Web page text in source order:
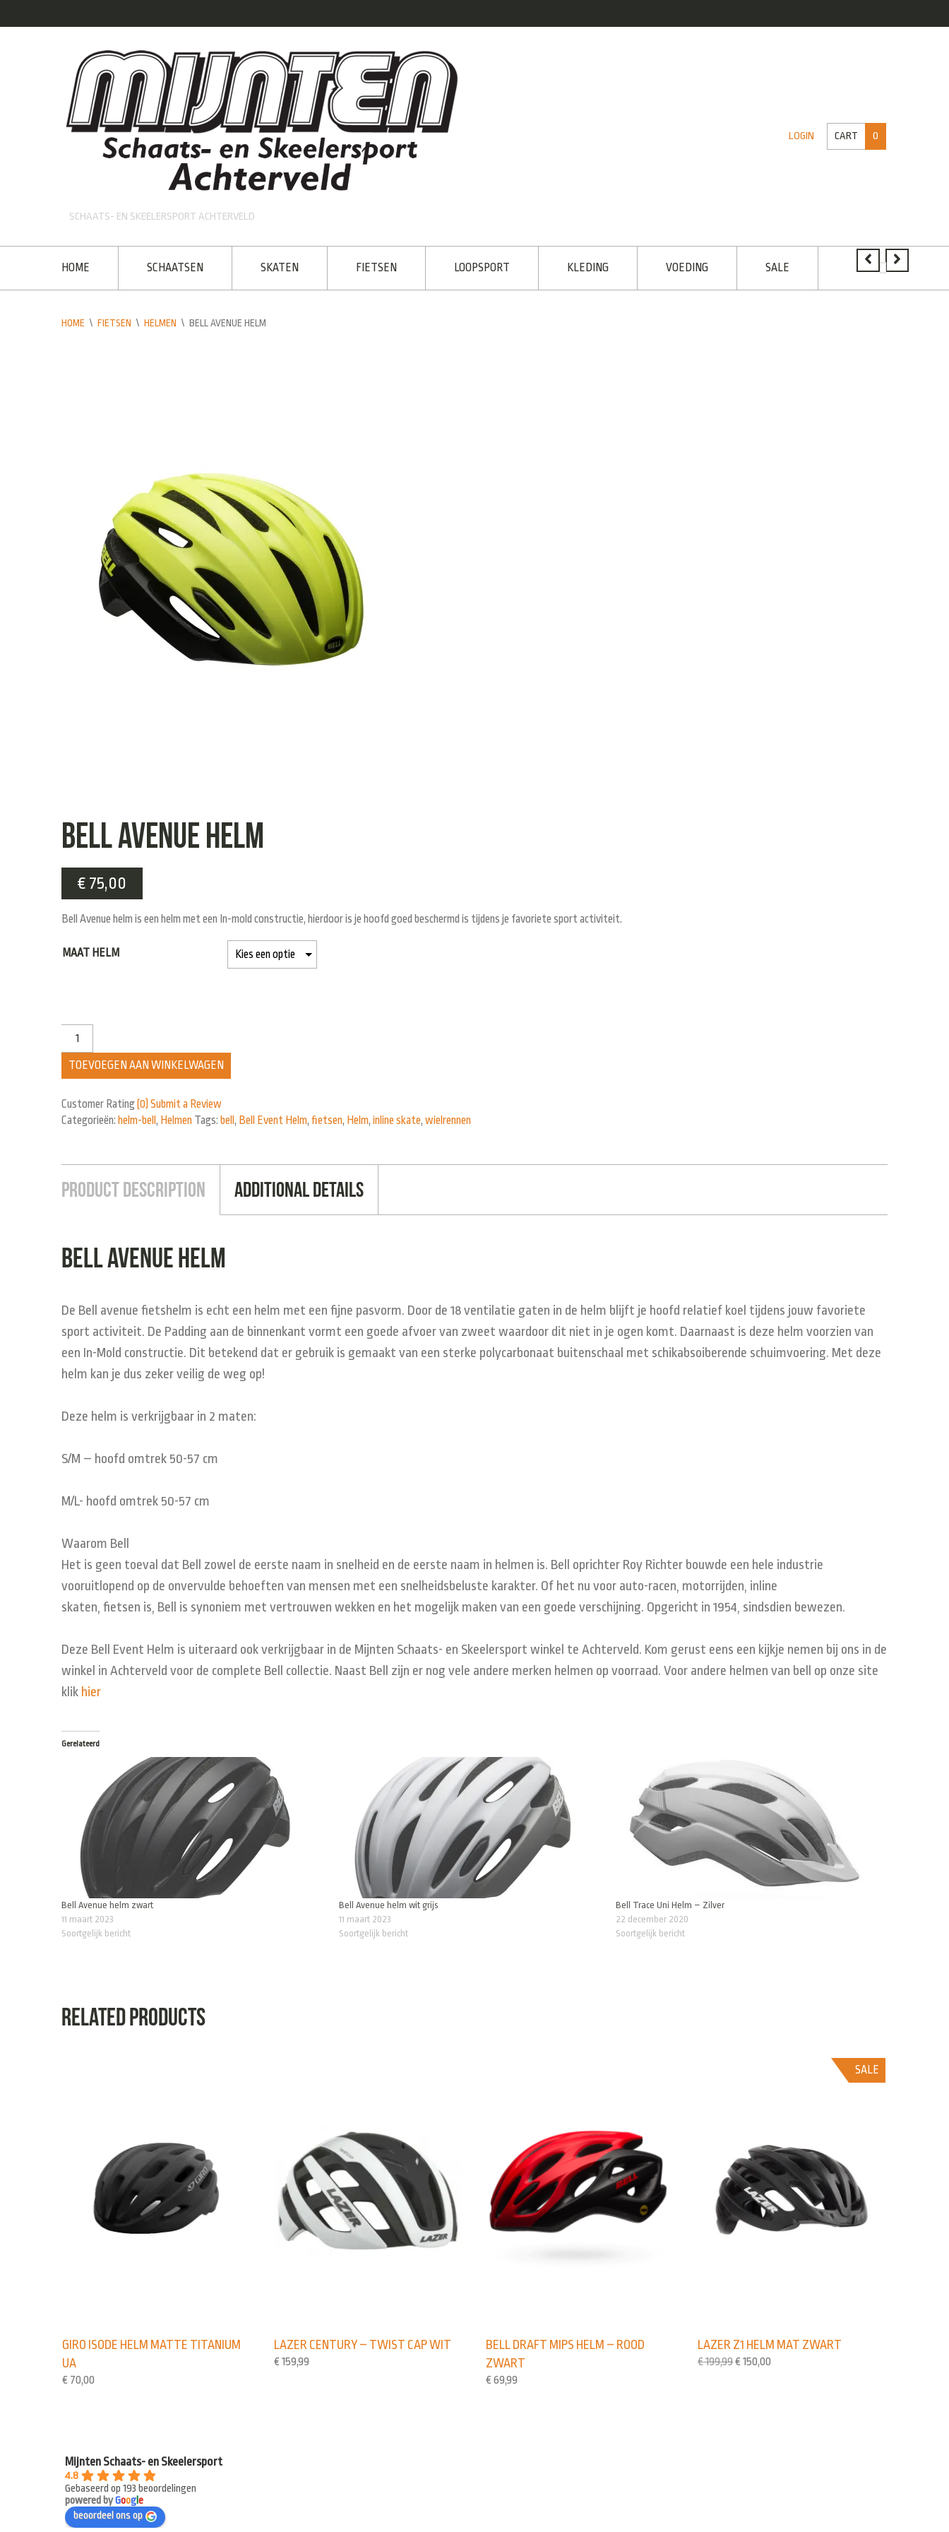
SCHAATS- EN SKEELERSPORT ACHTERVELD
LOGIN CART 0
HOME SCHAATSEN SKATEN FIETSEN LOOPSPORT KLEDING VOEDING SALE
HOME \ FIETSEN \ HELMEN \ BELL AVENUE HELM
Bell Avenue helm
€ 75,00
Bell Avenue helm is een helm met een In-mold constructie, hierdoor is je hoofd goed beschermd is tijdens je favoriete sport activiteit.
MAAT HELM
TOEVOEGEN AAN WINKELWAGEN
Customer Rating (0) Submit a Review
Categorieën: helm-bell , Helmen Tags: bell , Bell Event Helm, fietsen, Helm, inline skate, wielrennen
Product Description Additional Details
Bell Avenue helm
De Bell avenue fietshelm is echt een helm met een fijne pasvorm. Door de 18 ventilatie gaten in de helm blijft je hoofd relatief koel tijdens jouw favoriete
sport activiteit. De Padding aan de binnenkant vormt een goede afvoer van zweet waardoor dit niet in je ogen komt. Daarnaast is deze helm voorzien van
een In-Mold constructie. Dit betekend dat er gebruik is gemaakt van een sterke polycarbonaat buitenschaal met schikabsoiberende schuimvoering. Met deze
helm kan je dus zeker veilig de weg op!
Deze helm is verkrijgbaar in 2 maten:
S/M – hoofd omtrek 50-57 cm
M/L- hoofd omtrek 50-57 cm
Waarom Bell
Het is geen toeval dat Bell zowel de eerste naam in snelheid en de eerste naam in helmen is. Bell oprichter Roy Richter bouwde een hele industrie
vooruitlopend op de onvervulde behoeften van mensen met een snelheidsbeluste karakter. Of het nu voor auto-racen, motorrijden, inline
skaten, fietsen is, Bell is synoniem met vertrouwen wekken en het mogelijk maken van een goede verschijning. Opgericht in 1954, sindsdien bewezen.
Deze Bell Event Helm is uiteraard ook verkrijgbaar in de Mijnten Schaats- en Skeelersport winkel te Achterveld. Kom gerust eens een kijkje nemen bij ons in de
winkel in Achterveld voor de complete Bell collectie. Naast Bell zijn er nog vele andere merken helmen op voorraad. Voor andere helmen van bell op onze site
klik hier
Gerelateerd
Bell Avenue helm zwart
11 maart 2023
Soortgelijk bericht
Bell Avenue helm wit grijs
11 maart 2023
Soortgelijk bericht
Bell Trace Uni Helm – Zilver
22 december 2020
Soortgelijk bericht
Related products
GIRO ISODE HELM MATTE TITANIUM
UA
€ 70,00
LAZER CENTURY – TWIST CAP WIT
€ 159,99
BELL DRAFT MIPS HELM – ROOD
ZWART
€ 69,99
SALE
LAZER Z1 HELM MAT ZWART
€199,99€ 150,00
Mijnten Schaats- en Skeelersport
4.8
Gebaseerd op 193 beoordelingen
powered byGoogle
beoordeel ons op